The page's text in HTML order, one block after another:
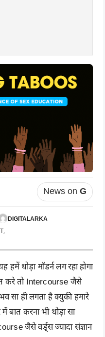
News on G
DIGITALARKA
हमें थोड़ा मॉडर्न लग रहा होगा
करे तो Intercourse जैसे
सा ही लगता है क्युकी हमारे
बात करना भी थोड़ा सा
जैसे वर्ड्स ज्यादा संज्ञान